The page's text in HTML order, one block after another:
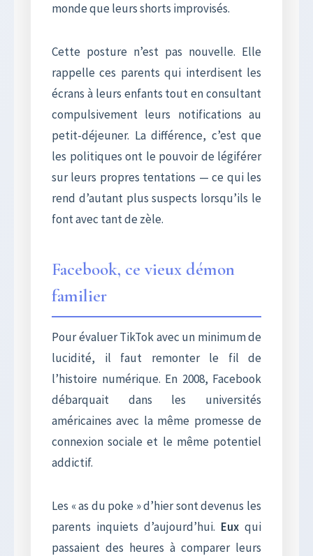
monde que leurs shorts improvisés.
Cette posture n’est pas nouvelle. Elle
rappelle ces parents qui interdisent les
écrans à leurs enfants tout en consultant
compulsivement leurs notifications au
petit-déjeuner. La différence, c’est que
les politiques ont le pouvoir de légiférer
sur leurs propres tentations — ce qui les
rend d’autant plus suspects lorsqu’ils le
font avec tant de zèle.
Facebook, ce vieux démon
familier
Pour évaluer TikTok avec un minimum de
lucidité, il faut remonter le fil de
l’histoire numérique. En 2008, Facebook
débarquait dans les universités
américaines avec la même promesse de
connexion sociale et le même potentiel
addictif.
Les « as du poke » d’hier sont devenus les
parents inquiets d’aujourd’hui. Eux qui
passaient des heures à comparer leurs